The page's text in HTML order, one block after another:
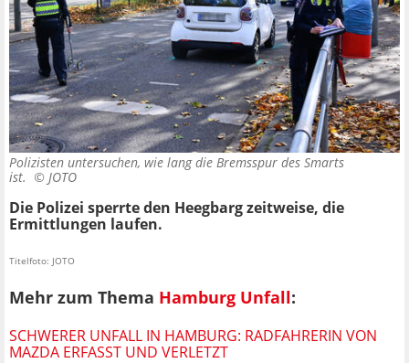
Polizisten untersuchen, wie lang die Bremsspur des Smarts
ist. © JOTO
Die Polizei sperrte den Heegbarg zeitweise, die
Ermittlungen laufen.
Titelfoto: JOTO
Mehr zum Thema Hamburg Unfall:
SCHWERER UNFALL IN HAMBURG: RADFAHRERIN VON
MAZDA ERFASST UND VERLETZT